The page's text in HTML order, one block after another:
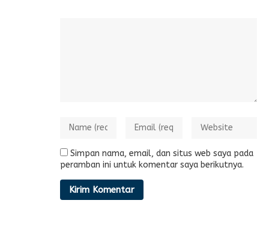
Simpan nama, email, dan situs web saya pada
peramban ini untuk komentar saya berikutnya.